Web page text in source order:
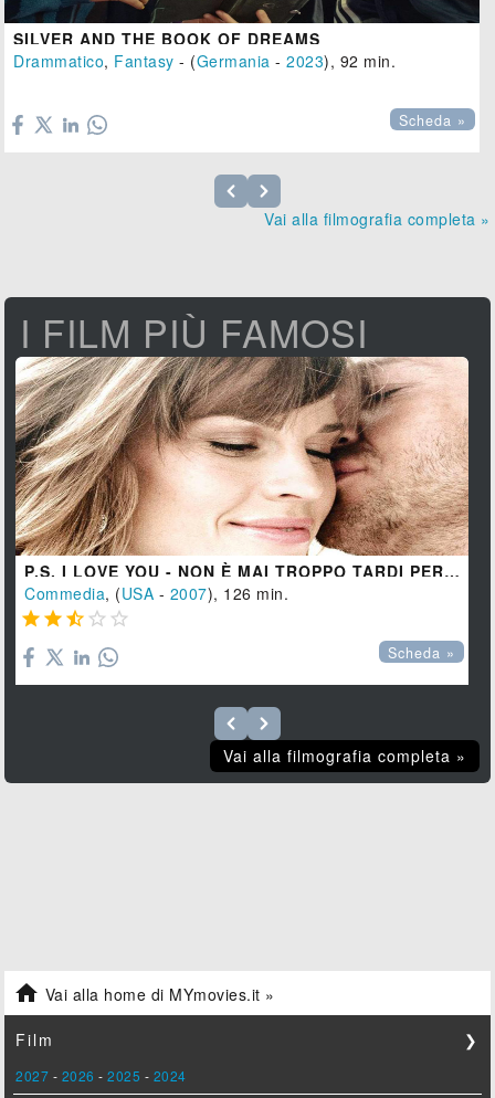
SILVER AND THE BOOK OF DREAMS
Drammatico, Fantasy - (Germania -2023), 92 min.
Scheda »
Vai alla filmografia completa »
I FILM PIÙ FAMOSI
P.S. I LOVE YOU - NON È MAI TROPPO TARDI PER DIRLO
Commedia, (USA - 2007), 126 min.
    
Scheda »
Vai alla filmografia completa »
 Vai alla home di MYmovies.it »
Film ❯
2027 - 2026 -2025 - 2024